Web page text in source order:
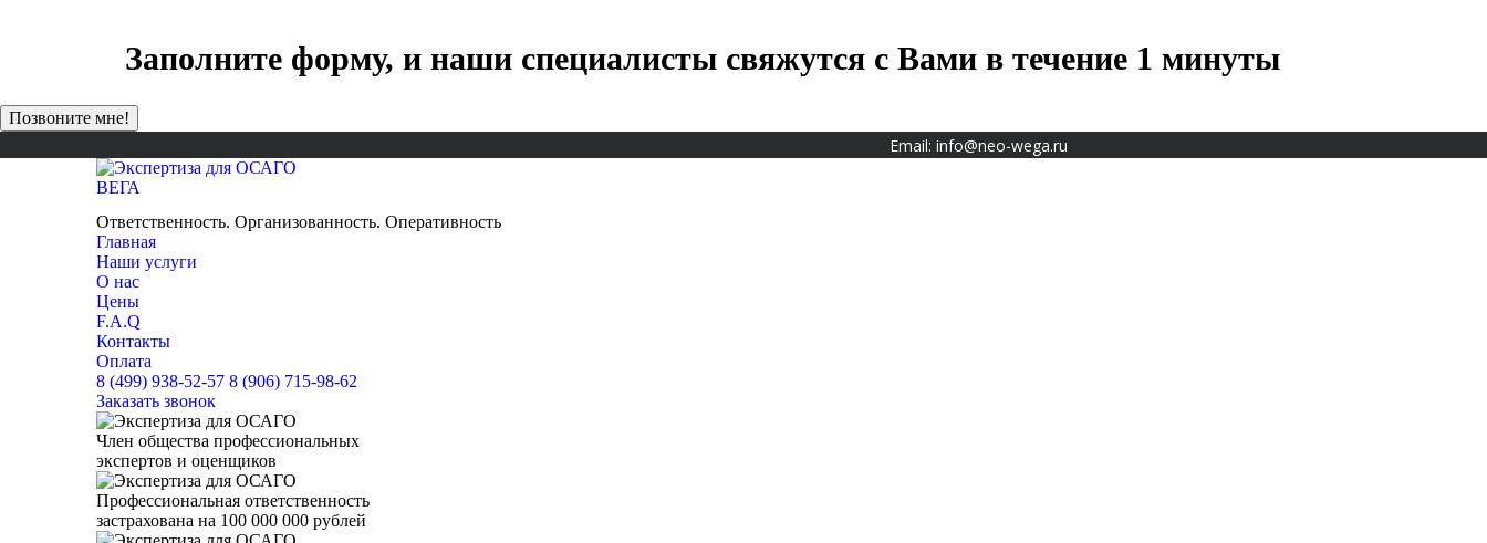
Заполните форму, и наши специалисты свяжутся с Вами в течение 1 минуты
Email: info@neo-wega.ru
ВЕГА
Ответственность. Организованность. Оперативность
Главная
Наши услуги
О нас
Цены
F.A.Q
Контакты
Оплата
8 (499) 938-52-57 8 (906) 715-98-62
Заказать звонок
Член общества профессиональных
экспертов и оценщиков
Профессиональная ответственность
застрахована на 100 000 000 рублей